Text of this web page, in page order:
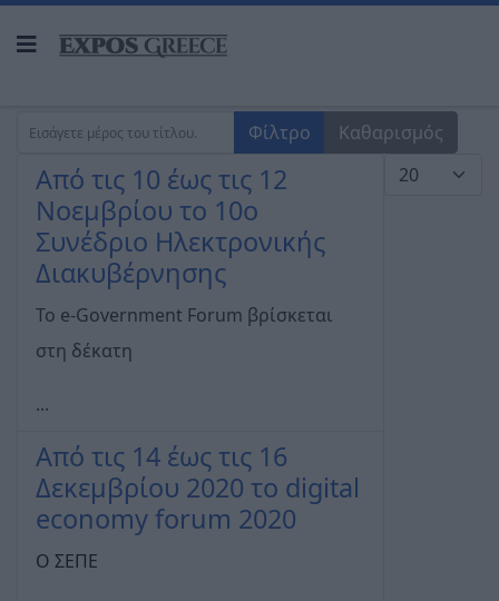
Εισάγετε μέρος του τίτλου. Φίλτρο
Καθαρισμός
Εμφάνιση #
Από τις 10 έως τις 12
Νοεμβρίου το 10ο
Συνέδριο Ηλεκτρονικής
Διακυβέρνησης
To e-Government Forum βρίσκεται
στη δέκατη
...
Από τις 14 έως τις 16
Δεκεμβρίου 2020 το digital
economy forum 2020
Ο ΣΕΠΕ